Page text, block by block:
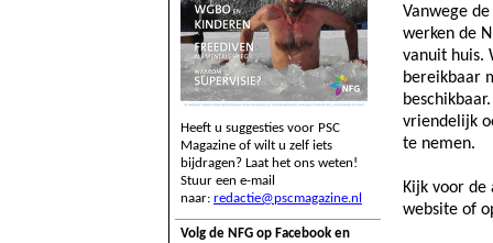
Heeft u suggesties voor PSC
Magazine of wilt u zelf iets
bijdragen? Laat het ons weten!
Stuur een e-mail
naar: redactie@pscmagazine.nl
Volg de NFG op Facebook en
Vanwege
werken de
vanuit huis.
bereikbaar
vriendelijk
te nemen.
Kijk voor de
website of